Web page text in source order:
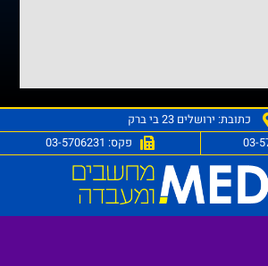
כתובת: ירושלים 23 בי ברק
פקס: 03-5706231